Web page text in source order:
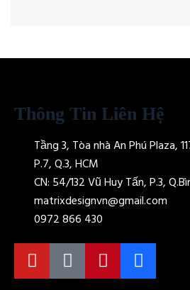
Thông Tin Liên Hệ
Tầng 3, Tòa nhà An Phú Plaza,
P.7, Q.3, HCM
CN: 54/132 Vũ Huy Tấn, P.3,
matrixdesignvn@gmail.com
0972 866 430